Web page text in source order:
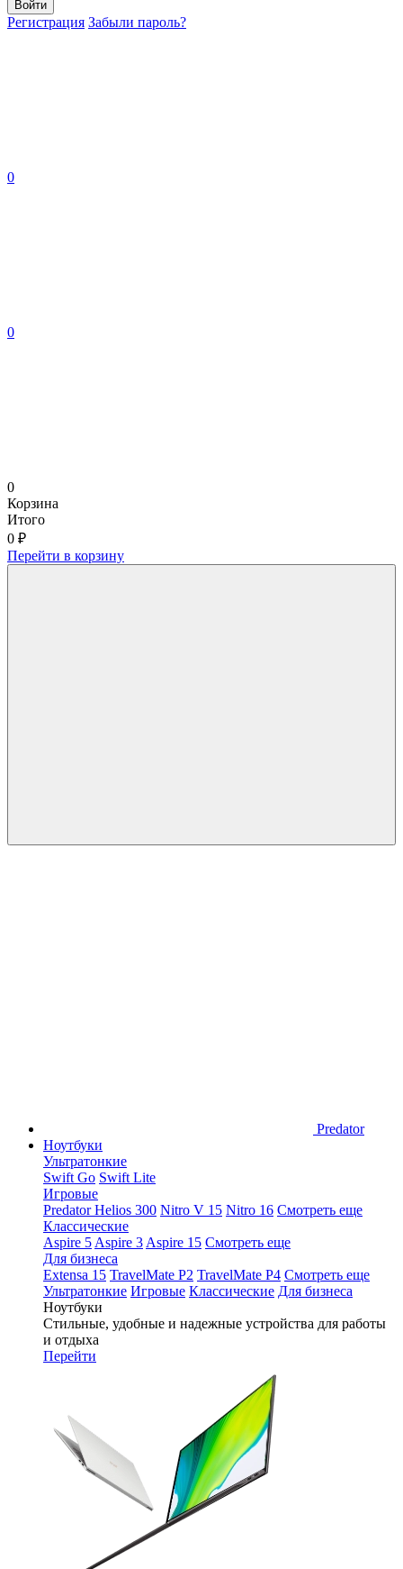
Войти
Регистрация Забыли пароль?
0
0
0
Корзина
Итого
0 ₽
Перейти в корзину
Predator
Ноутбуки
Ультратонкие
Swift Go Swift Lite
Игровые
Predator Helios 300 Nitro V 15 Nitro 16 Смотреть еще
Классические
Aspire 5 Aspire 3 Aspire 15 Смотреть еще
Для бизнеса
Extensa 15 TravelMate P2 TravelMate P4 Смотреть еще
Ультратонкие Игровые Классические Для бизнеса
Ноутбуки
Стильные, удобные и надежные устройства для работы
и отдыха
Перейти